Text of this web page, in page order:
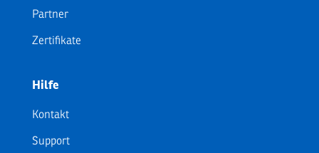
Partner
Zertifikate
Hilfe
Kontakt
Support